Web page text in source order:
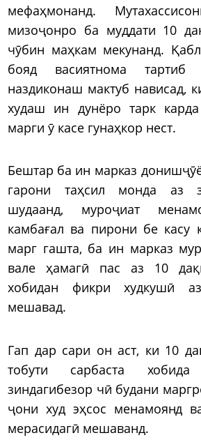
мефаҳмонанд.
мизоҷонро ба муддати 10
чӯбин маҳкам мекунанд.
бояд васиятнома
наздиконаш мактуб нависад,
худаш ин дунёро тарк карда
марги ӯ касе гунаҳкор нест.
Бештар ба ин марказ
гарони таҳсил монда аз
шудаанд, муроҷиат
камбағал ва пирони бе
марг гашта, ба ин марказ
вале ҳамагӣ пас аз 10
хобидан фикри худкушӣ
мешавад.
Гап дар сари он аст, ки 10
тобути сарбаста
зиндагибезор чӣ будани
ҷони худ эҳсос менамоянд
мерасидагӣ мешаванд.